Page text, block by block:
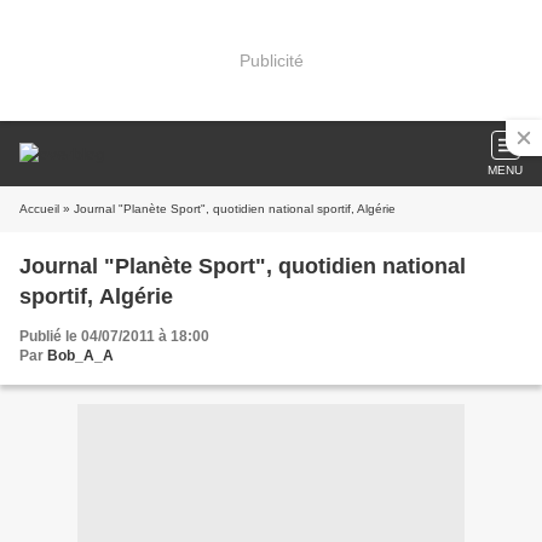
Publicité
MENU
Accueil » Journal "Planète Sport", quotidien national sportif, Algérie
Journal "Planète Sport", quotidien national
sportif, Algérie
Publié le 04/07/2011 à 18:00
Par Bob_A_A